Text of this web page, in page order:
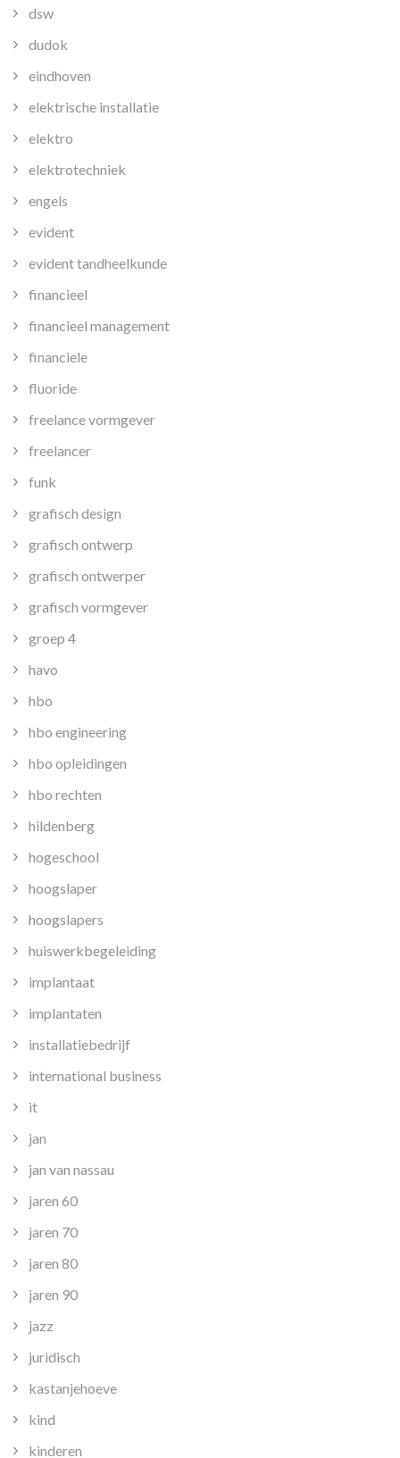
dsw
dudok
eindhoven
elektrische installatie
elektro
elektrotechniek
engels
evident
evident tandheelkunde
financieel
financieel management
financiele
fluoride
freelance vormgever
freelancer
funk
grafisch design
grafisch ontwerp
grafisch ontwerper
grafisch vormgever
groep 4
havo
hbo
hbo engineering
hbo opleidingen
hbo rechten
hildenberg
hogeschool
hoogslaper
hoogslapers
huiswerkbegeleiding
implantaat
implantaten
installatiebedrijf
international business
it
jan
jan van nassau
jaren 60
jaren 70
jaren 80
jaren 90
jazz
juridisch
kastanjehoeve
kind
kinderen